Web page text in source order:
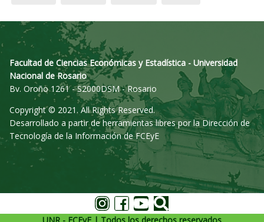
Facultad de Ciencias Económicas y Estadística - Universidad
Nacional de Rosario
Bv. Oroño 1261 - S2000DSM - Rosario
Copyright © 2021. All Rights Reserved.
Desarrollado a partir de herramientas libres por la Dirección de
Tecnología de la Información de FCEyE